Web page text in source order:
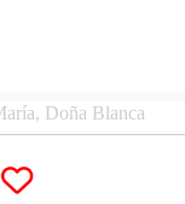
Doña Blanca